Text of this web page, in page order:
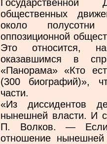
общественных
около
оппозиционной
Это относится,
оказавшимся в
«Панорама» «Кто
(300 биографий)»,
части.
«Из диссидентов
нынешней власти. И
П. Волков. —
отношение